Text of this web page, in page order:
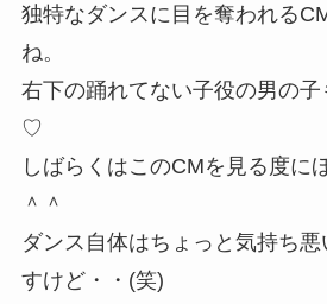
独特なダンスに目を奪われる
ね。
右下の踊れてない子役の男の子
♡
しばらくはこのCMを見る度に
＾＾
ダンス自体はちょっと気持ち
すけど・・(笑)